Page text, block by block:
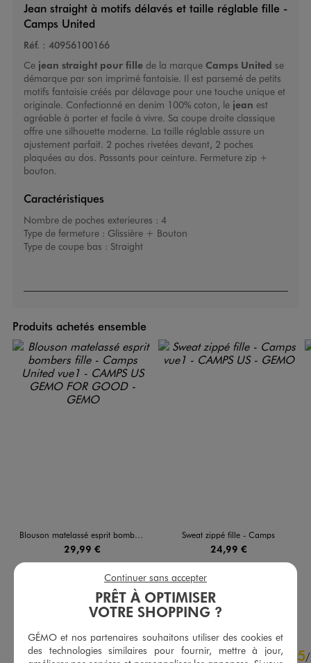
Jean straight à motifs délavés et taille réglable fille -
Camps United
Réf. : 40956100166
Ce jean straight pour fillede la marque Camps United se
démarque par son imprimé fantaisie. Il est parsemé de petits
motifs fantaisie créés par délavage pour une touche unique et
originale. Confectionné en denim 100% coton, le jean est
agréable à porter et facile à vivre. Sa coupe droite classique
offre une silhouette moderne. La taille réglable assure un
ajustement parfait. 2 poches rivetées devant, 2 poches
plaquées au dos. Passants pour ceinture. Fermeture zip +
bouton.
Caractéristiques
Nombre de poches exterieures : 4
Type de fermeture : Glissière + Bouton
Type de coupe bas : Straight
Produits achetés ensemble
Blouson matelassé esprit bombers fille - Camps United
29,99 €
4.5/5 de moyenne
(22 avis)
AJOUTERAU PANIER
Sweat zippé fille - Camps
24,99 €
AJOUTER
4.8/5 5/
PRÊT À OPTIMISER
VOTRE SHOPPING ?
GÉMO et nos partenaires souhaitons utiliser des cookies et
des technologies similaires pour fournir, mettre à jour,
Continuer sans accepter